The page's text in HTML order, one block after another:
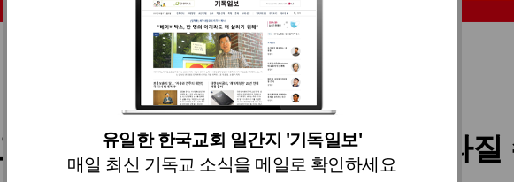
유일한 한국교회 일간지 '기독일보'
매일 최신 기독교 소식을 메일로 확인하세요
교단/단체 입력 2011. 11. 21 07:39
회언론회, ‘우리 사회 <꼼수> 사라질